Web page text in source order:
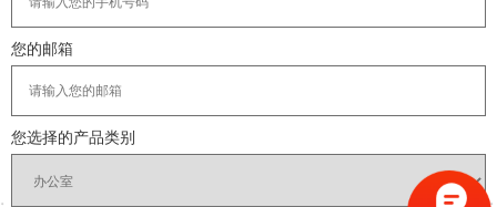
您的邮箱
您选择的产品类别